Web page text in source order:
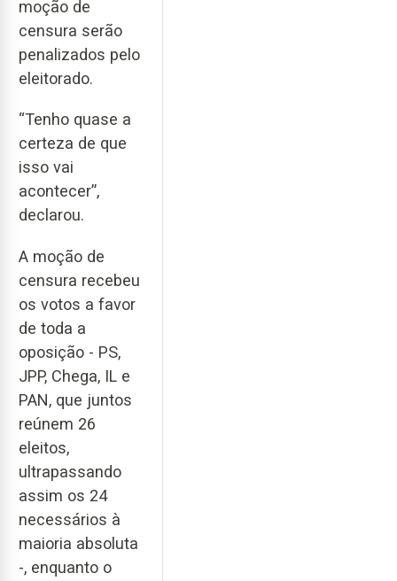
moção de
censura serão
penalizados pelo
eleitorado.
“Tenho quase a
certeza de que
isso vai
acontecer”,
declarou.
A moção de
censura recebeu
os votos a favor
de toda a
oposição - PS,
JPP, Chega, IL e
PAN, que juntos
reúnem 26
eleitos,
ultrapassando
assim os 24
necessários à
maioria absoluta
-, enquanto o